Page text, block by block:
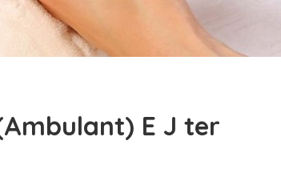
E J ter